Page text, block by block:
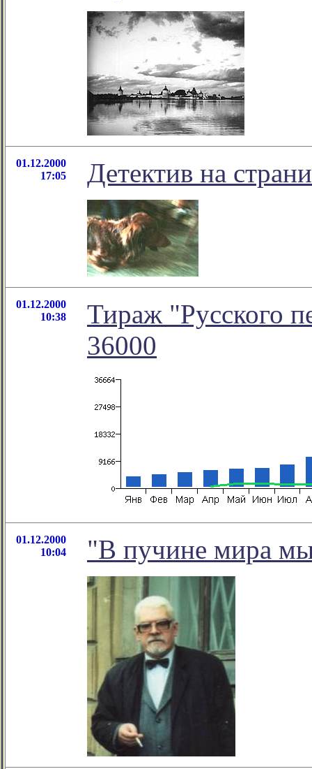
01.12.2000
17:05
Детектив на
01.12.2000
10:38
Тираж "Русского
36000
01.12.2000
10:04
"В пучине мира